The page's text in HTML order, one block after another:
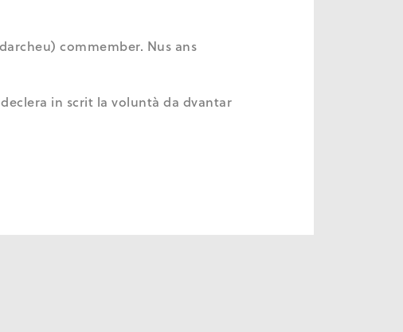
commember. Nus ans
in scrit la voluntà da dvantar